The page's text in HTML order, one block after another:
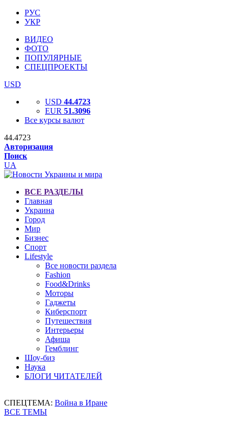
РУС
УКР
ВИДЕО
ФОТО
ПОПУЛЯРНЫЕ
СПЕЦПРОЕКТЫ
USD
USD 44.4723
EUR 51.3096
Все курсы валют
44.4723
Авторизация
Поиск
UA
ВСЕ РАЗДЕЛЫ
Главная
Украина
Город
Мир
Бизнес
Спорт
Lifestyle
Все новости раздела
Fashion
Food&Drinks
Моторы
Гаджеты
Киберспорт
Путешествия
Интерьеры
Афиша
Гемблинг
Шоу-биз
Наука
БЛОГИ ЧИТАТЕЛЕЙ
СПЕЦТЕМА: Война в Иране
ВСЕ ТЕМЫ